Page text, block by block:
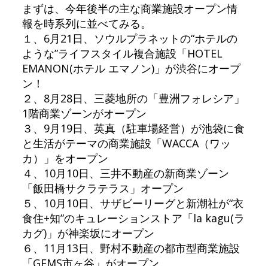
まずは、今年後半の主な商業施設オープン情
報を時系列に並べてみる。
１、6月21日、ソウルプラネットの“ホテルの
ような”ライフスタイル複合施設「HOTEL
EMANON(ホテル エマノン)」が渋谷にオープ
ン！
２、8月28日、三菱地所の「豊洲フォレシア」
1階商業ゾーンがオープン
３、9月19日、英真（駐車場経営）が池袋に食
と生活がテーマの商業施設「WACCA（ワッ
カ）」をオープン
４、10月10日、三井不動産の新商業ゾーン
「飯田橋サクラテラス」オープン
５、10月10日、サザビーリーグと新潮社が“衣
食住+知”のキュレーションストア「la kagu(ラ
カグ)」が神楽坂にオープン
６、11月13日、野村不動産の都市型商業施設
「GEMS市ヶ谷」がオープン